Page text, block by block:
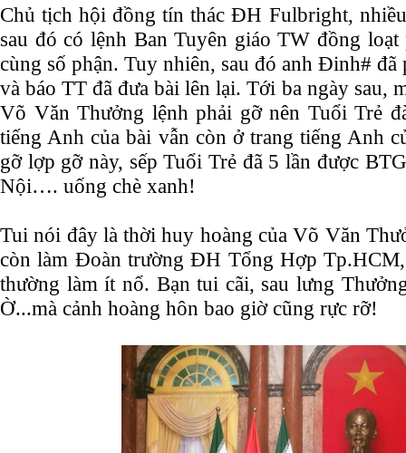
Chủ tịch hội đồng tín thác ĐH Fulbright,
sau đó có lệnh Ban Tuyên giáo TW đồng
cùng số phận. Tuy nhiên, sau đó anh Đinh# đã
và báo TT đã đưa bài lên lại. Tới ba ngày sau,
Võ Văn Thưởng lệnh phải gỡ nên Tuổi Trẻ
tiếng Anh của bài vẫn còn ở trang tiếng Anh
gỡ lợp gỡ này, sếp Tuổi Trẻ đã 5 lần được
Nội…. uống chè xanh!
Tui nói đây là thời huy hoàng của Võ Văn
còn làm Đoàn trường ĐH Tổng Hợp
thường làm ít nổ. Bạn tui cãi, sau lưng
Ờ...mà cảnh hoàng hôn bao giờ cũng rực rỡ!